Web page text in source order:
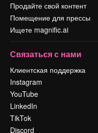
Продайте свой контент
Помещение для прессы
Ищете magnific.ai
Связаться с нами
Клиентская поддержка
Instagram
YouTube
LinkedIn
TikTok
Discord